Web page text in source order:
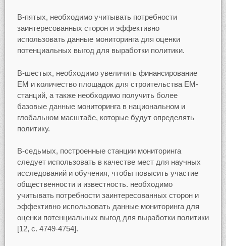
В-пятых, необходимо учитывать потребности
заинтересованных сторон и эффективно
использовать данные мониторинга для оценки
потенциальных выгод для выработки политики.
В-шестых, необходимо увеличить финансирование
ЕМ и количество площадок для строительства ЕМ-
станций, а также необходимо получить более
базовые данные мониторинга в национальном и
глобальном масштабе, которые будут определять
политику.
В-седьмых, построенные станции мониторинга
следует использовать в качестве мест для научных
исследований и обучения, чтобы повысить участие
общественности и известность. необходимо
учитывать потребности заинтересованных сторон и
эффективно использовать данные мониторинга для
оценки потенциальных выгод для выработки политики
[12, с. 4749-4754].